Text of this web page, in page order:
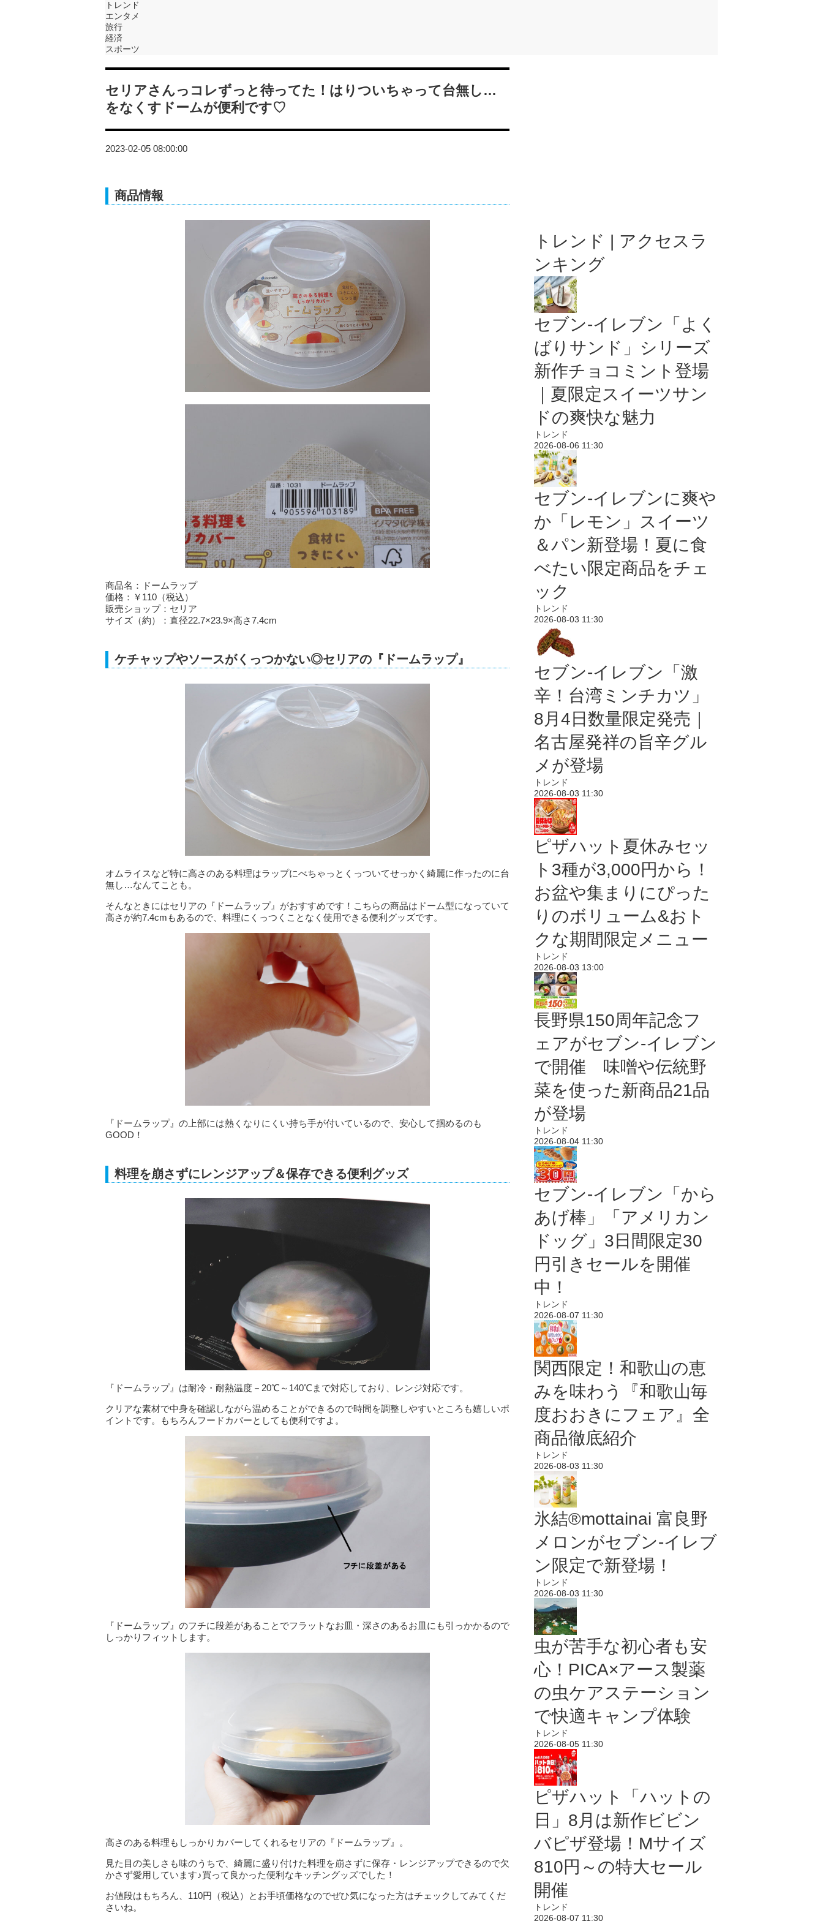
トレンド
エンタメ
旅行
経済
スポーツ
セリアさんっコレずっと待ってた！はりついちゃって台無し…
をなくすドームが便利です♡
2023-02-05 08:00:00
商品情報
商品名：ドームラップ
価格：￥110（税込）
販売ショップ：セリア
サイズ（約）：直径22.7×23.9×高さ7.4cm
ケチャップやソースがくっつかない◎セリアの『ドームラップ』
オムライスなど特に高さのある料理はラップにべちゃっとくっついてせっかく綺麗に作ったのに台
無し…なんてことも。
そんなときにはセリアの『ドームラップ』がおすすめです！こちらの商品はドーム型になっていて
高さが約7.4cmもあるので、料理にくっつくことなく使用できる便利グッズです。
『ドームラップ』の上部には熱くなりにくい持ち手が付いているので、安心して掴めるのも
GOOD！
料理を崩さずにレンジアップ＆保存できる便利グッズ
『ドームラップ』は耐冷・耐熱温度－20℃～140℃まで対応しており、レンジ対応です。
クリアな素材で中身を確認しながら温めることができるので時間を調整しやすいところも嬉しいポ
イントです。もちろんフードカバーとしても便利ですよ。
『ドームラップ』のフチに段差があることでフラットなお皿・深さのあるお皿にも引っかかるので
しっかりフィットします。
高さのある料理もしっかりカバーしてくれるセリアの『ドームラップ』。
見た目の美しさも味のうちで、綺麗に盛り付けた料理を崩さずに保存・レンジアップできるので欠
かさず愛用しています♪買って良かった便利なキッチングッズでした！
お値段はもちろん、110円（税込）とお手頃価格なのでぜひ気になった方はチェックしてみてくだ
さいね。
トレンド | アクセスラ
ンキング
セブン‐イレブン「よく
ばりサンド」シリーズ
新作チョコミント登場
｜夏限定スイーツサン
ドの爽快な魅力
トレンド
2026-08-06 11:30
セブン‐イレブンに爽や
か「レモン」スイーツ
＆パン新登場！夏に食
べたい限定商品をチェ
ック
トレンド
2026-08-03 11:30
セブン-イレブン「激
辛！台湾ミンチカツ」
8月4日数量限定発売｜
名古屋発祥の旨辛グル
メが登場
トレンド
2026-08-03 11:30
ピザハット夏休みセッ
ト3種が3,000円から！
お盆や集まりにぴった
りのボリューム&おト
クな期間限定メニュー
トレンド
2026-08-03 13:00
長野県150周年記念フ
ェアがセブン-イレブン
で開催 味噌や伝統野
菜を使った新商品21品
が登場
トレンド
2026-08-04 11:30
セブン‐イレブン「から
あげ棒」「アメリカン
ドッグ」3日間限定30
円引きセールを開催
中！
トレンド
2026-08-07 11:30
関西限定！和歌山の恵
みを味わう『和歌山毎
度おおきにフェア』全
商品徹底紹介
トレンド
2026-08-03 11:30
氷結®mottainai 富良野
メロンがセブン‐イレブ
ン限定で新登場！
トレンド
2026-08-03 11:30
虫が苦手な初心者も安
心！PICA×アース製薬
の虫ケアステーション
で快適キャンプ体験
トレンド
2026-08-05 11:30
ピザハット「ハットの
日」8月は新作ビビン
バピザ登場！Mサイズ
810円～の特大セール
開催
トレンド
2026-08-07 11:30